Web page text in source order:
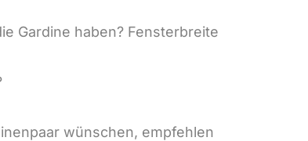
Gardine haben? Fensterbreite
wünschen, empfehlen